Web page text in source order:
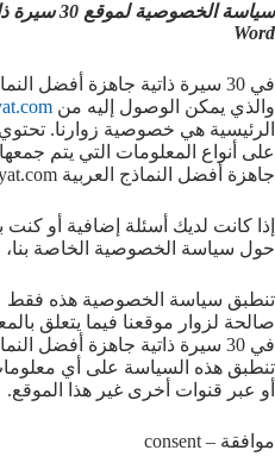
سياسة
Word
والذي يمكن الوصول إليه من
الرئيسية هي خصوصية زوارنا.
جاهزة أفضل النماذج العربية Word cvyat.com وكيفية استخدامها.
إذا كانت لديك أسئلة إضافية أو
حول سياسة الخصوصية الخاصة بنا،
تنطبق سياسة الخصوصية هذه فقط
صالحة لزوار موقعنا فيما يتعلق
تنطبق هذه السياسة على أي
أو عبر قنوات أخرى غير هذا الموقع.
موافقة – consent